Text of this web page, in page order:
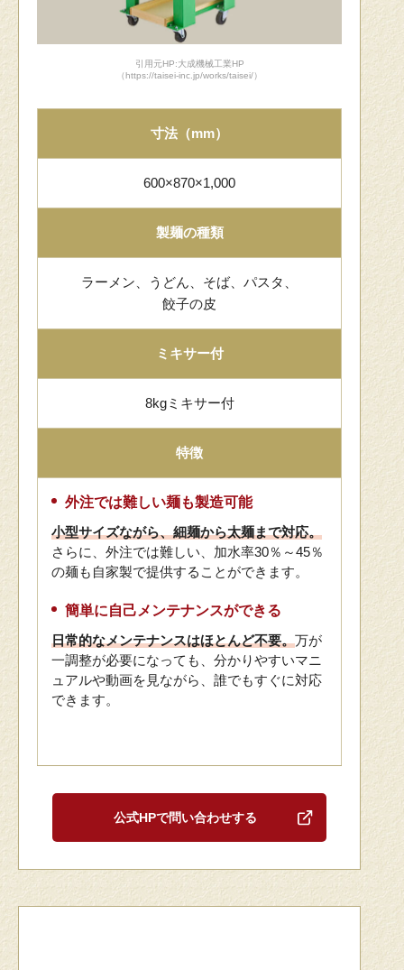
引用元HP:大成機械工業HP
（https://taisei-inc.jp/works/taisei/）
寸法（mm）
600×870×1,000
製麺の種類
ラーメン、うどん、そば、パスタ、
餃子の皮
ミキサー付
8kgミキサー付
特徴
外注では難しい麺も製造可能
小型サイズながら、細麺から太麺まで対応。
さらに、外注では難しい、加水率30％～45％
の麺も自家製で提供することができます。
簡単に自己メンテナンスができる
日常的なメンテナンスはほとんど不要。万が
一調整が必要になっても、分かりやすいマニ
ュアルや動画を見ながら、誰でもすぐに対応
できます。
公式HPで問い合わせする